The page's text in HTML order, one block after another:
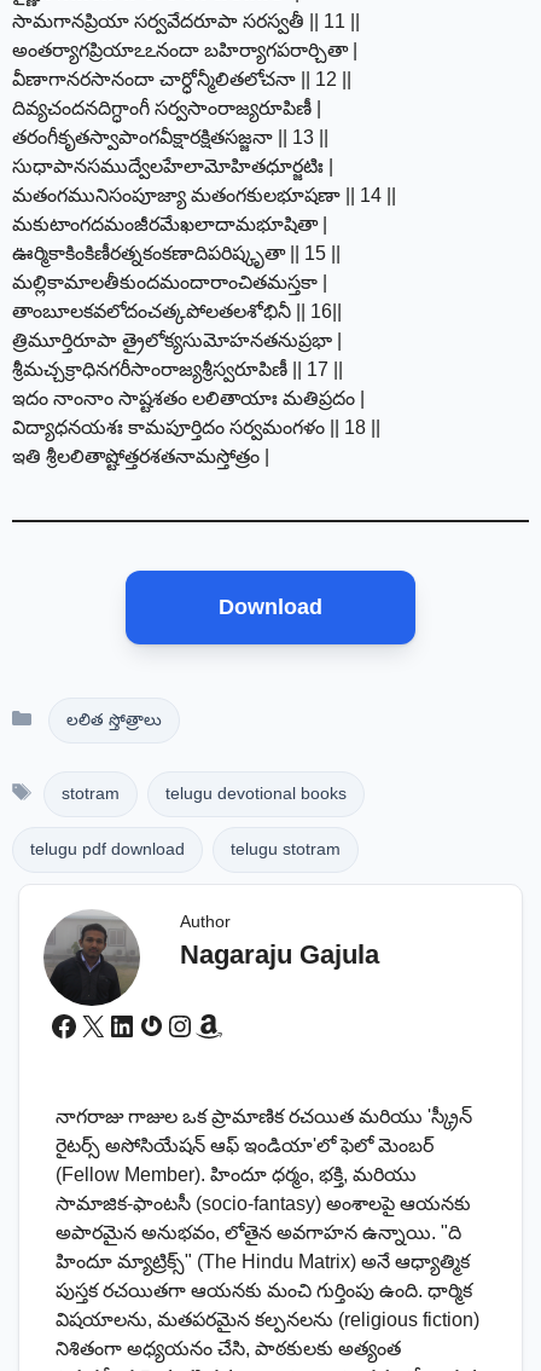
సామగానప్రియా సర్వవేదరూపా సరస్వతీ || 11 ||
అంతర్యాగప్రియాఽఽనందా బహిర్యాగపరార్చితా |
వీణాగానరసానందా చార్ధోన్మీలితలోచనా || 12 ||
దివ్యచందనదిగ్ధాంగీ సర్వసాంరాజ్యరూపిణీ |
తరంగీకృతస్వాపాంగవీక్షారక్షితసజ్జనా || 13 ||
సుధాపానసముద్వేలహేలామోహితధూర్జటిః |
మతంగమునిసంపూజ్యా మతంగకులభూషణా || 14 ||
మకుటాంగదమంజీరమేఖలాదామభూషితా |
ఊర్మికాకింకిణీరత్నకంకణాదిపరిష్కృతా || 15 ||
మల్లికామాలతీకుందమందారాంచితమస్తకా |
తాంబూలకవలోదంచత్కపోలతలశోభినీ || 16||
త్రిమూర్తిరూపా త్రైలోక్యసుమోహనతనుప్రభా |
శ్రీమచ్చక్రాధినగరీసాంరాజ్యశ్రీస్వరూపిణీ || 17 ||
ఇదం నాంనాం సాష్టశతం లలితాయాః మతిప్రదం |
విద్యాధనయశః కామపూర్తిదం సర్వమంగళం || 18 ||
ఇతి శ్రీలలితాష్టోత్తరశతనామస్తోత్రం |
Download
Categories
లలిత స్తోత్రాలు
Tagsstotram telugu devotional books
telugu pdf download telugu stotram
Author
Nagaraju Gajula
Facebook
X LinkedIn
Gravatar
Instagram
Amazon
నాగరాజు గాజుల ఒక ప్రామాణిక రచయిత మరియు 'స్క్రీన్
రైటర్స్ అసోసియేషన్ ఆఫ్ ఇండియా'లో ఫెలో మెంబర్
(Fellow Member). హిందూ ధర్మం, భక్తి, మరియు
సామాజిక-ఫాంటసీ (socio-fantasy) అంశాలపై ఆయనకు
అపారమైన అనుభవం, లోతైన అవగాహన ఉన్నాయి. "ది
హిందూ మ్యాట్రిక్స్" (The Hindu Matrix) అనే ఆధ్యాత్మిక
పుస్తక రచయితగా ఆయనకు మంచి గుర్తింపు ఉంది. ధార్మిక
విషయాలను, మతపరమైన కల్పనలను (religious fiction)
నిశితంగా అధ్యయనం చేసి, పాఠకులకు అత్యంత